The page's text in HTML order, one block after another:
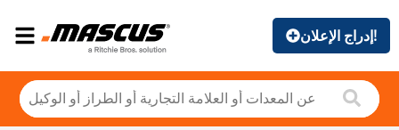
إدراج الإعلان!